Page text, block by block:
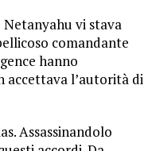
vi stava
comandante
hanno
accettava l’autorità di
Assassinandolo